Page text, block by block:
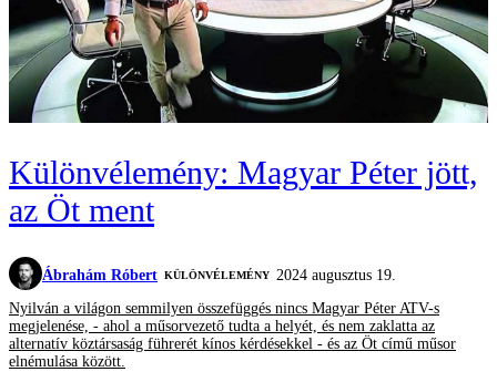
Különvélemény: Magyar Péter jött,
az Öt ment
Ábrahám Róbert KÜLÖNVÉLEMÉNY 2024 augusztus 19.
Nyilván a világon semmilyen összefüggés nincs Magyar Péter ATV-s
megjelenése, - ahol a műsorvezető tudta a helyét, és nem zaklatta az
alternatív köztársaság führerét kínos kérdésekkel - és az Öt című műsor
elnémulása között.